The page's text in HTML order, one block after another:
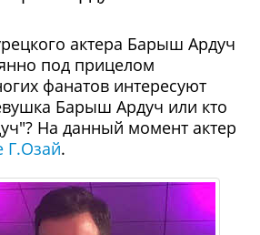
актера Барыш Ардуч
под прицелом
фанатов интересуют
Барыш Ардуч или кто
На данный момент актер
Г.Озай.